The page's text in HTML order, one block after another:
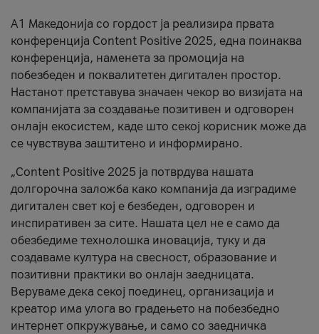
А1 Македонија со гордост ја реализира првата
конференција Content Positive 2025, една поинаква
конференција, наменета за промоција на
побезбеден и поквалитетен дигитален простор.
Настанот претставува значаен чекор во визијата на
компанијата за создавање позитивен и одговорен
онлајн екосистем, каде што секој корисник може да
се чувствува заштитено и информирано.
„Content Positive 2025 ја потврдува нашата
долгорочна заложба како компанија да изградиме
дигитален свет кој е безбеден, одговорен и
инспиративен за сите. Нашата цел не е само да
обезбедиме технолошка иновација, туку и да
создаваме култура на свесност, образование и
позитивни практики во онлајн заедницата.
Веруваме дека секој поединец, организација и
креатор има улога во градењето на побезбедно
интернет опкружување, и само со заедничка